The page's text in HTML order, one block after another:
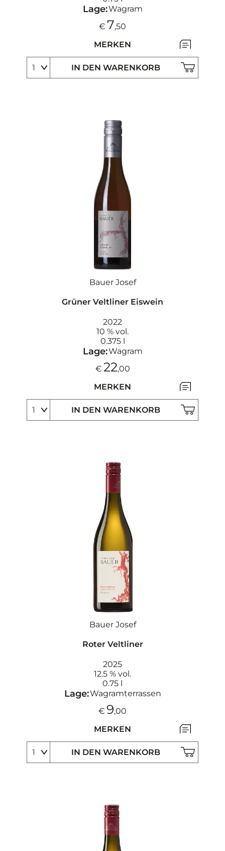
Lage:Wagram
€ 7,50
MERKEN
IN DEN WARENKORB
Bauer Josef
Grüner Veltliner Eiswein
2022
10 % vol.
0.375 l
Lage:Wagram
€ 22,00
MERKEN
IN DEN WARENKORB
Bauer Josef
Roter Veltliner
2025
12.5 % vol.
0.75 l
Lage:Wagramterrassen
€ 9,00
MERKEN
IN DEN WARENKORB